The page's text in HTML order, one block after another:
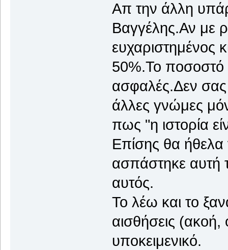
Απ την άλλη
Βαγγέλης.Αν με
ευχαριστημένος
50%.Το ποσοστό
ασφαλές.Δεν
άλλες γνώμες
πως "η ιστορία
Επίσης θα
ασπάστηκε αυτή
αυτός.
Το λέω και το
αισθήσεις
υποκειμενικό.